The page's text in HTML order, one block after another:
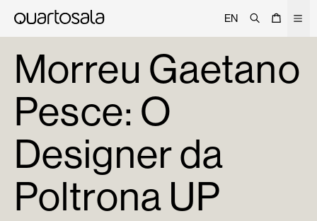
Sobre
Projetos
Trade
Signature
Curated
Editorial
Lojas
EN
Morreu Gaetano
Pesce: O
Designer da
Poltrona UP